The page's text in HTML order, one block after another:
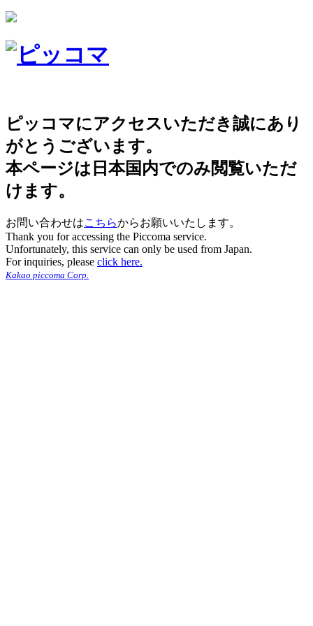
ピッコマにアクセスいただき誠にあり
がとうございます。
本ページは日本国内でのみ閲覧いただ
けます。
お問い合わせはこちらからお願いいたします。
Thank you for accessing the Piccoma service.
Unfortunately, this service can only be used from Japan.
For inquiries, please click here.
Kakao piccoma Corp.